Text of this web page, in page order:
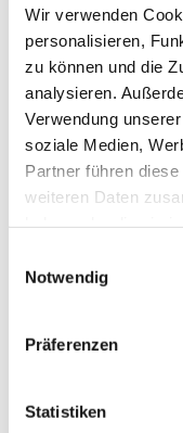
Wir verwenden
personalisieren,
zu können und die
analysieren.
Verwendung
soziale Medien,
Partner führen
weiteren Daten
Notwendig
Präferenzen
Statistiken
Auch in Britz wird
verliebt oder
Liebespaar,
Kinder, Omas
Enkelkindern!
Gott für diese
eingeladen zum
Gottesdienst zum
Backbergstraße 38,